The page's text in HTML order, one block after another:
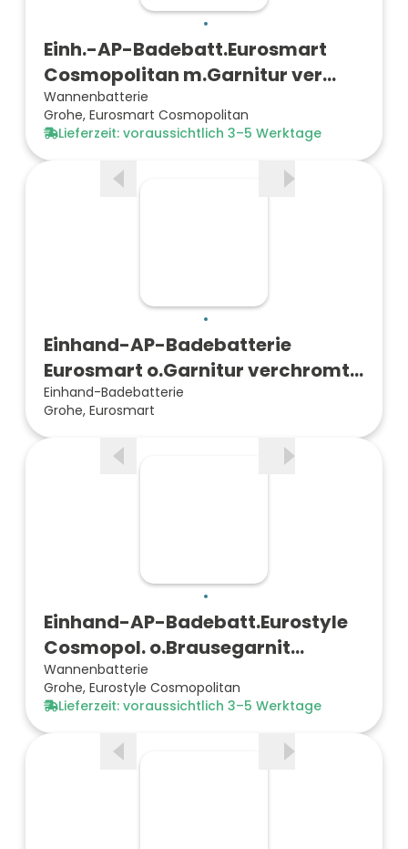
Einh.-AP-Badebatt.Eurosmart
Cosmopolitan m.Garnitur ver…
Wannenbatterie
Grohe, Eurosmart Cosmopolitan
Lieferzeit: voraussichtlich 3–5 Werktage
Einhand-AP-Badebatterie
Eurosmart o.Garnitur verchromt
G…
Einhand-Badebatterie
Grohe, Eurosmart
Einhand-AP-Badebatt.Eurostyle
Cosmopol. o.Brausegarnit…
Wannenbatterie
Grohe, Eurostyle Cosmopolitan
Lieferzeit: voraussichtlich 3–5 Werktage